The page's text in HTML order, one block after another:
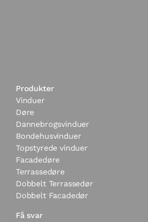
Produkter
Vinduer
Døre
Dannebrogsvinduer
Bondehusvinduer
Topstyrede vinduer
Facadedøre
Terrassedøre
Dobbelt Terrassedør
Dobbelt Facadedør
Få svar